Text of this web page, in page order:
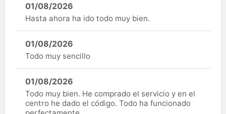
01/08/2026
Hasta ahora ha ido todo muy bien.
01/08/2026
Todo muy sencillo
01/08/2026
Todo muy bien. He comprado el servicio y en el
centro he dado el código. Todo ha funcionado